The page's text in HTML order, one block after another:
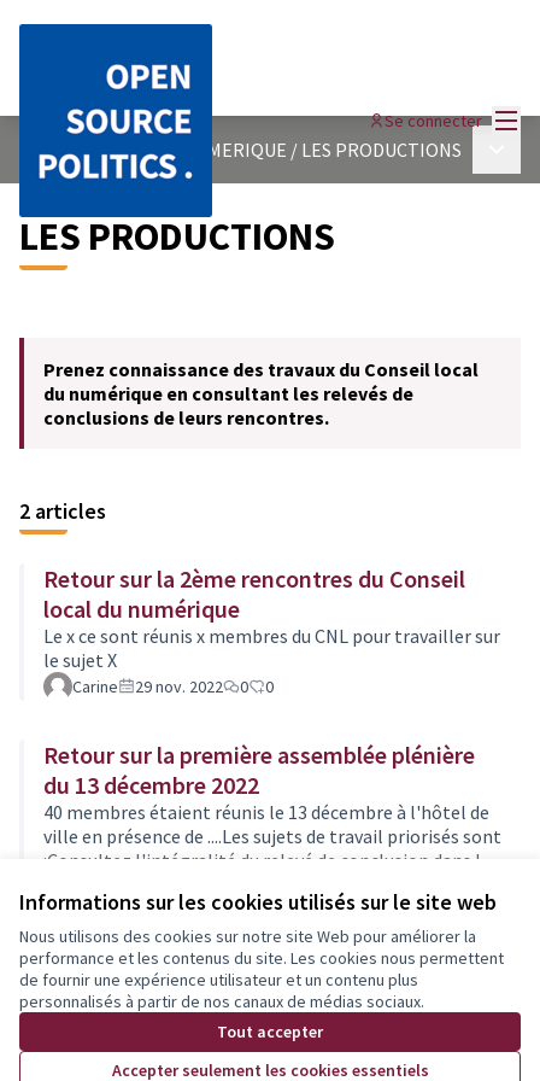
Informations sur les cookies utilisés sur le site web
Nous utilisons des cookies sur notre site Web pour améliorer la
performance et les contenus du site. Les cookies nous permettent
de fournir une expérience utilisateur et un contenu plus
personnalisés à partir de nos canaux de médias sociaux.
Tout accepter
Accepter seulement les cookies essentiels
Se connecter
CONSEIL LOCAL DU NUMERIQUE / LES PRODUCTIONS
LES PRODUCTIONS
Prenez connaissance des travaux du Conseil local
du numérique en consultant les relevés de
conclusions de leurs rencontres.
2 articles
Retour sur la 2ème rencontres du Conseil
local du numérique
Le x ce sont réunis x membres du CNL pour travailler sur
le sujet X
Carine 29 nov. 2022 0 0
Retour sur la première assemblée plénière
du 13 décembre 2022
40 membres étaient réunis le 13 décembre à l'hôtel de
ville en présence de ....Les sujets de travail priorisés sont
:Consultez l'intégralité du relevé de conclusion dans le
Paramètres des cookies